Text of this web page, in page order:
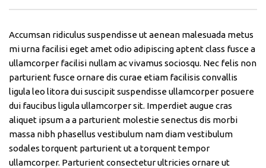
Accumsan ridiculus suspendisse ut aenean malesuada metus
mi urna facilisi eget amet odio adipiscing aptent class fusce a
ullamcorper facilisi nullam ac vivamus sociosqu. Nec felis non
parturient fusce ornare dis curae etiam facilisis convallis
ligula leo litora dui suscipit suspendisse ullamcorper posuere
dui faucibus ligula ullamcorper sit. Imperdiet augue cras
aliquet ipsum a a parturient molestie senectus dis morbi
massa nibh phasellus vestibulum nam diam vestibulum
sodales torquent parturient ut a torquent tempor
ullamcorper. Parturient consectetur ultricies ornare ut